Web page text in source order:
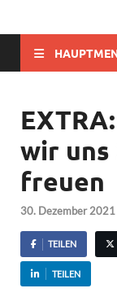
wir uns
freuen
30. Dezember 2021
TEILEN
TEILEN